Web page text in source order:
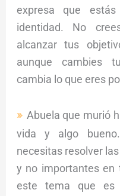
expresa que
identidad. No
alcanzar tus
aunque cambies
cambia lo que eres
Abuela que murió
vida y algo
necesitas resolver
y no importantes en
este tema que es